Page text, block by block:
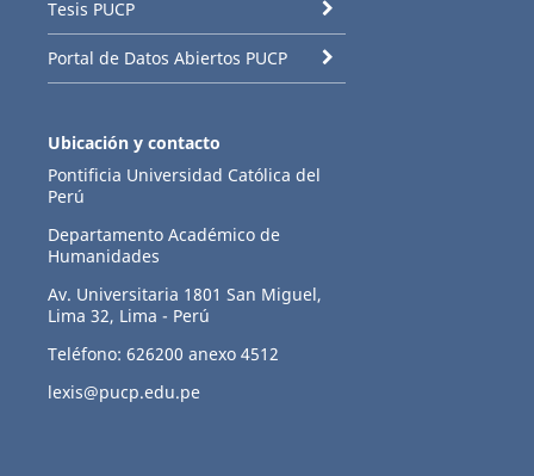
Tesis PUCP
Portal de Datos Abiertos PUCP
Ubicación y contacto
Pontificia Universidad Católica del
Perú
Departamento Académico de
Humanidades
Av. Universitaria 1801 San Miguel,
Lima 32, Lima - Perú
Teléfono: 626200 anexo 4512
lexis@pucp.edu.pe